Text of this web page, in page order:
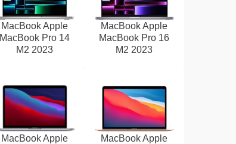
MacBook Apple
MacBook Pro 14
M2 2023
MacBook Apple
MacBook Pro 16
M2 2023
MacBook Apple
MacBook Apple